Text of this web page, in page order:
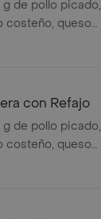
de pollo picado,
costeño, queso
Corral,
con Refajo
de pollo picado,
costeño, queso
Corral,